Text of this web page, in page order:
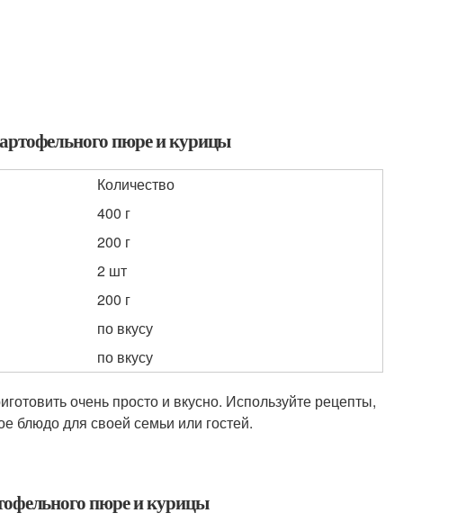
пюре и курицы
Количество
400 г
200 г
2 шт
200 г
по вкусу
по вкусу
очень просто и вкусно. Используйте рецепты,
блюдо для своей семьи или гостей.
пюре и курицы